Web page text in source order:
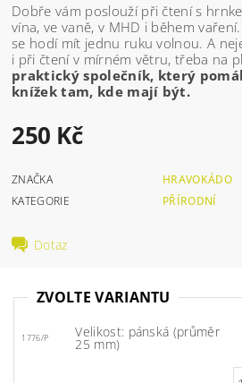
Dobře vám poslouží při čtení s
vína, ve vaně, v MHD i během
se hodí mít jednu ruku volnou. A
i při čtení v mírném větru, třeba na
praktický společník, který
knížek tam, kde mají být.
250 Kč
ZNAČKA
HRAVOKÁDO
KATEGORIE
PŘÍRODNÍ
Dotaz
ZVOLTE VARIANTU
1776/P Velikost: pánská (průměr
25 mm)